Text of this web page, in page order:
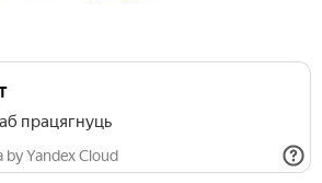
працягнуць
by Yandex Cloud